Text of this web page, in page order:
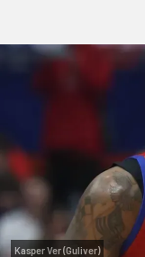
Kasper Ver (Guliver)